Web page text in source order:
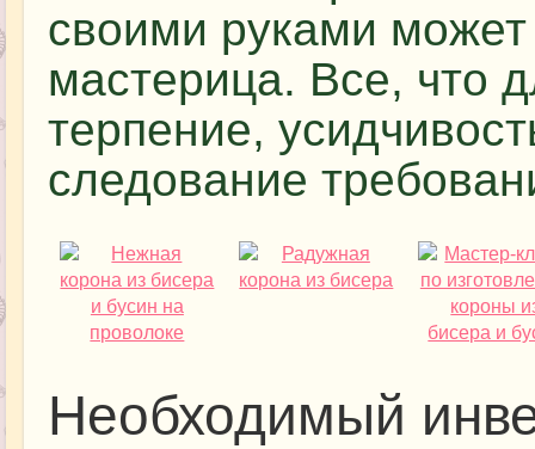
своими руками
мастерица. Все, что
терпение,
следование
Необходимый